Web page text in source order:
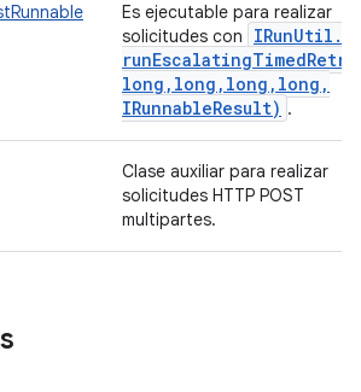
Es ejecutable para realizar
solicitudes con
IRunUtil .
long , long , long , long ,
IRunnableResult) .
Clase auxiliar para realizar
solicitudes HTTP POST
multipartes.